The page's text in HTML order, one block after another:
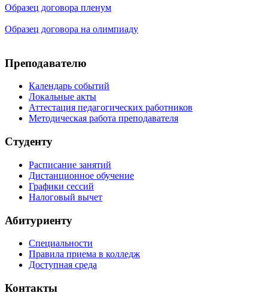
Образец договора пленум
Образец договора на олимпиаду
Преподавателю
Календарь событий
Локальные акты
Аттестация педагогических работников
Методическая работа преподавателя
Студенту
Расписание занятий
Дистанционное обучение
Графики сессий
Налоговый вычет
Абитуриенту
Специальности
Правила приема в колледж
Доступная среда
Контакты